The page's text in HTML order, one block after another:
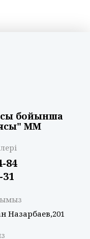
бойынша
ММ
84
31
Назарбаев,201